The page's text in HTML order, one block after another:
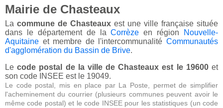
Mairie de Chasteaux
La commune de Chasteaux est une ville française située
dans le département de laCorrèze en région
Nouvelle-
Aquitaine et membre de l'intercommunalité Communautés
d'agglomération du Bassin de Brive.
Lecode postal de la ville de Chasteaux est le 19600et
son code INSEE est le 19049.
Le code postal, mis en place par La Poste, permet de simplifier
l'acheminement du courrier (plusieurs communes peuvent avoir le
même code postal) et le code INSEE pour les statistiques (un code